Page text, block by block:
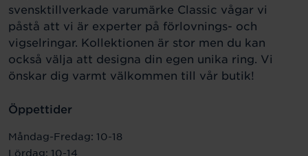
svensktillverkade varumärke Classic vågar vi
påstå att vi är experter på förlovnings- och
vigselringar. Kollektionen är stor men du kan
också välja att designa din egen unika ring. Vi
önskar dig varmt välkommen till vår butik!
Öppettider
Måndag-Fredag: 10-18
Lördag: 10-14